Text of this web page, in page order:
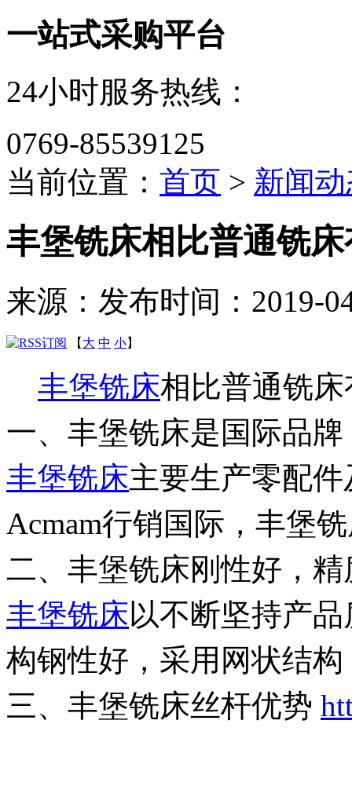
一站式采购平台
24小时服务热线：
0769-85539125
当前位置： 首页 > 新闻
丰堡铣床相比普通铣
来源： 发布时间：2019-
【 大 中 小】
丰堡铣床相比普通铣
一、丰堡铣床是国际品牌
丰堡铣床主要生产零配
Acmam行销国际，丰堡
二、丰堡铣床刚性好，精
丰堡铣床以不断坚持产
构钢性好，采用网状结
三、丰堡铣床丝杆优势